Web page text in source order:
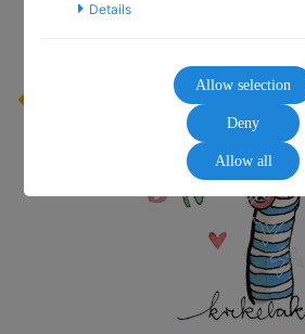
Details
Allow selection
Deny
Allow all